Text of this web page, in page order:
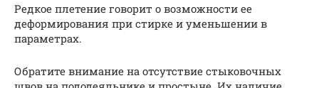
Редкое плетение говорит о возможности ее
деформирования при стирке и уменьшении в
параметрах.
Обратите внимание на отсутствие стыковочных